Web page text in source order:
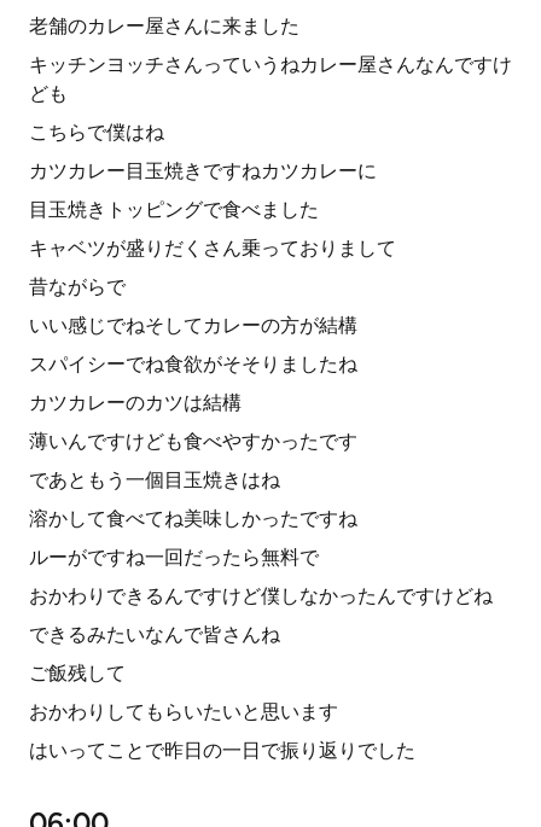
老舗のカレー屋さんに来ました
キッチンヨッチさんっていうねカレー屋さんなんですけ
ども
こちらで僕はね
カツカレー目玉焼きですねカツカレーに
目玉焼きトッピングで食べました
キャベツが盛りだくさん乗っておりまして
昔ながらで
いい感じでねそしてカレーの方が結構
スパイシーでね食欲がそそりましたね
カツカレーのカツは結構
薄いんですけども食べやすかったです
であともう一個目玉焼きはね
溶かして食べてね美味しかったですね
ルーがですね一回だったら無料で
おかわりできるんですけど僕しなかったんですけどね
できるみたいなんで皆さんね
ご飯残して
おかわりしてもらいたいと思います
はいってことで昨日の一日で振り返りでした